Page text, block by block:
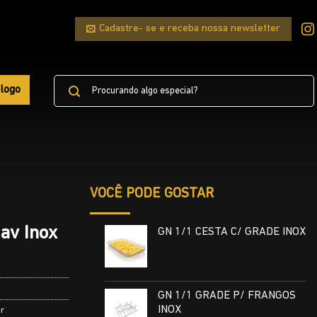
Cadastre- se e receba nossa newsletter
Pesquisar
Inox
VOCÊ PODE GOSTAR
GN 1/1 CESTA C/ GRADE INOX
GN 1/1 GRADE P/ FRANGOS
INOX